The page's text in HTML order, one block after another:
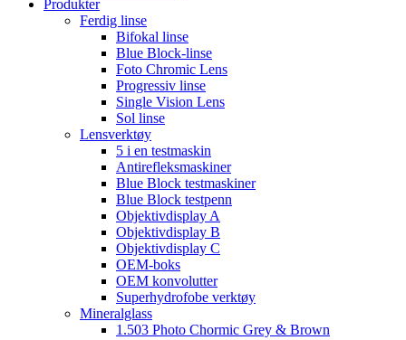
Produkter
Ferdig linse
Bifokal linse
Blue Block-linse
Foto Chromic Lens
Progressiv linse
Single Vision Lens
Sol linse
Lensverktøy
5 i en testmaskin
Antirefleksmaskiner
Blue Block testmaskiner
Blue Block testpenn
Objektivdisplay A
Objektivdisplay B
Objektivdisplay C
OEM-boks
OEM konvolutter
Superhydrofobe verktøy
Mineralglass
1.503 Photo Chormic Grey & Brown